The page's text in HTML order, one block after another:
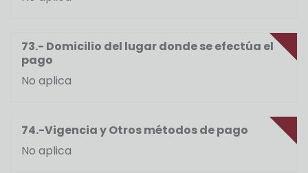
73.- Domicilio del lugar donde se efectúa el
pago
No aplica
74.-Vigencia y Otros métodos de pago
No aplica